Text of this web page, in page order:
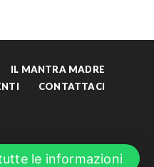
IL MANTRA MADRE
CONTATTACI
le informazioni
English